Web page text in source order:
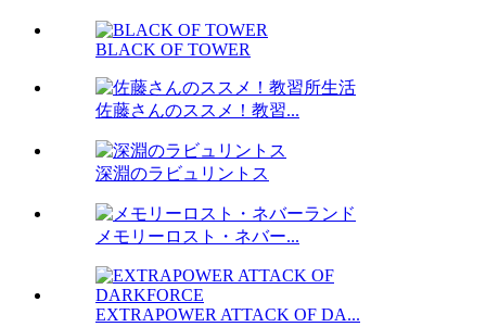
BLACK OF TOWER
佐藤さんのススメ！教習...
深淵のラビュリントス
メモリーロスト・ネバー...
EXTRAPOWER ATTACK OF DA...